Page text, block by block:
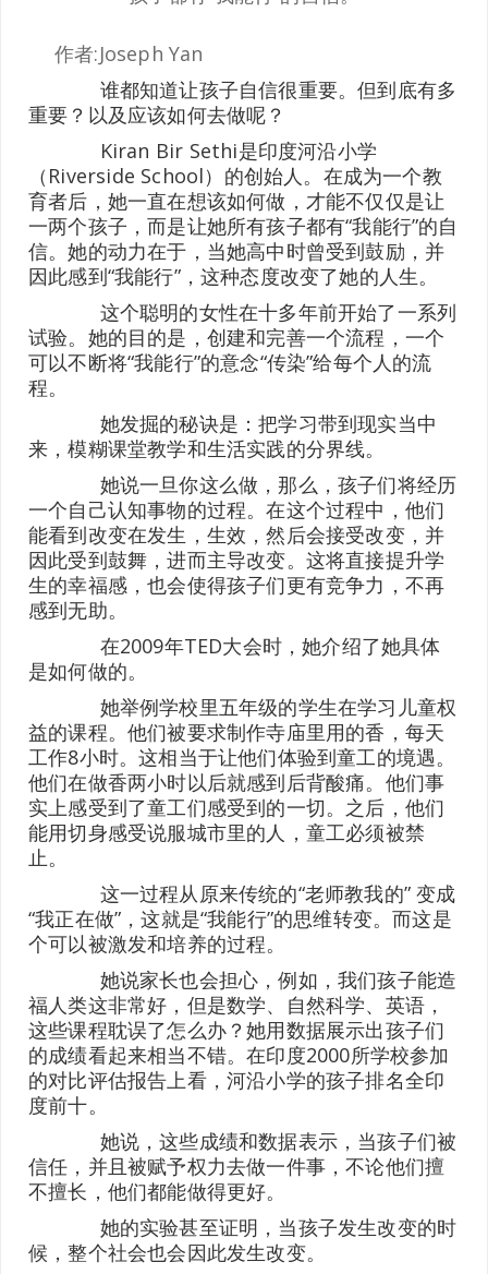
作者:Joseph Yan
谁都知道让孩子自信很重要。但到底有多
重要？以及应该如何去做呢？
Kiran Bir Sethi是印度河沿小学
（Riverside School）的创始人。在成为一个教
育者后，她一直在想该如何做，才能不仅仅是让
一两个孩子，而是让她所有孩子都有“我能行”的自
信。她的动力在于，当她高中时曾受到鼓励，并
因此感到“我能行”，这种态度改变了她的人生。
这个聪明的女性在十多年前开始了一系列
试验。她的目的是，创建和完善一个流程，一个
可以不断将“我能行”的意念“传染”给每个人的流
程。
她发掘的秘诀是：把学习带到现实当中
来，模糊课堂教学和生活实践的分界线。
她说一旦你这么做，那么，孩子们将经历
一个自己认知事物的过程。在这个过程中，他们
能看到改变在发生，生效，然后会接受改变，并
因此受到鼓舞，进而主导改变。这将直接提升学
生的幸福感，也会使得孩子们更有竞争力，不再
感到无助。
在2009年TED大会时，她介绍了她具体
是如何做的。
她举例学校里五年级的学生在学习儿童权
益的课程。他们被要求制作寺庙里用的香，每天
工作8小时。这相当于让他们体验到童工的境遇。
他们在做香两小时以后就感到后背酸痛。他们事
实上感受到了童工们感受到的一切。之后，他们
能用切身感受说服城市里的人，童工必须被禁
止。
这一过程从原来传统的“老师教我的” 变成
“我正在做”，这就是“我能行”的思维转变。而这是
个可以被激发和培养的过程。
她说家长也会担心，例如，我们孩子能造
福人类这非常好，但是数学、自然科学、英语，
这些课程耽误了怎么办？她用数据展示出孩子们
的成绩看起来相当不错。在印度2000所学校参加
的对比评估报告上看，河沿小学的孩子排名全印
度前十。
她说，这些成绩和数据表示，当孩子们被
信任，并且被赋予权力去做一件事，不论他们擅
不擅长，他们都能做得更好。
她的实验甚至证明，当孩子发生改变的时
候，整个社会也会因此发生改变。